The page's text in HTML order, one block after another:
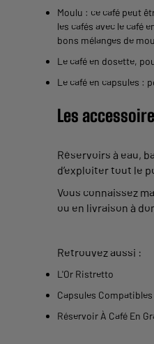
Moulu : ce café peut
les cafés avec le café
bons mélanges de
Le café en dosette,
Le café en capsules :
Les
Réservoirs à eau,
d’exploiter tout le
Vous connaissez
ou en livraison à
Retrouvez aussi :
L'Or Ristretto
Capsules
Réservoir À Café En